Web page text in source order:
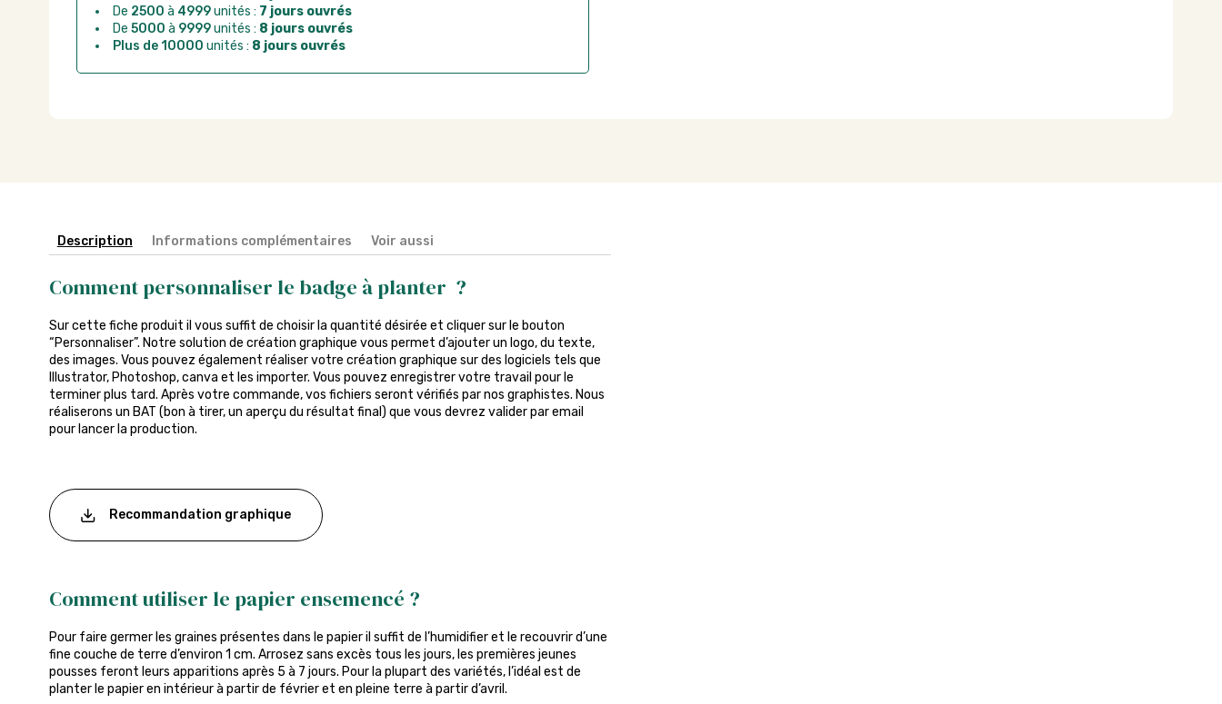
De 2500 à 4999unités : 7 jours ouvrés
De 5000 à 9999unités : 8 jours ouvrés
Plus de 10000 unités : 8 jours ouvrés
Description Informations complémentaires Voir aussi
Comment personnaliser le badge à planter ?
Sur cette fiche produit il vous suffit de choisir la quantité désirée et cliquer sur le bouton
“Personnaliser”. Notre solution de création graphique vous permet d’ajouter un logo, du texte,
des images. Vous pouvez également réaliser votre création graphique sur des logiciels tels que
Illustrator, Photoshop, canva et les importer. Vous pouvez enregistrer votre travail pour le
terminer plus tard. Après votre commande, vos fichiers seront vérifiés par nos graphistes. Nous
réaliserons un BAT (bon à tirer, un aperçu du résultat final) que vous devrez valider par email
pour lancer la production.
Recommandation graphique
Comment utiliser le papier ensemencé ?
Pour faire germer les graines présentes dans le papier il suffit de l’humidifier et le recouvrir d’une
fine couche de terre d’environ 1 cm. Arrosez sans excès tous les jours, les premières jeunes
pousses feront leurs apparitions après 5 à 7 jours. Pour la plupart des variétés, l’idéal est de
planter le papier en intérieur à partir de février et en pleine terre à partir d’avril.